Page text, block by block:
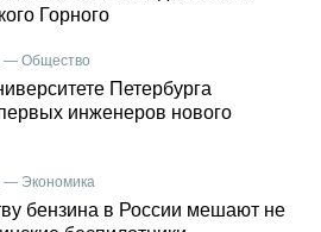
Горного
— Общество
Петербурга
инженеров нового
— Экономика
бензина в России мешают не